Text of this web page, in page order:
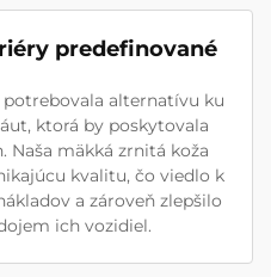
predefinované
alternatívu ku
ktorá by poskytovala
Naša mäkká zrnitá koža
kvalitu, čo viedlo k
a zároveň zlepšilo
ich vozidiel.